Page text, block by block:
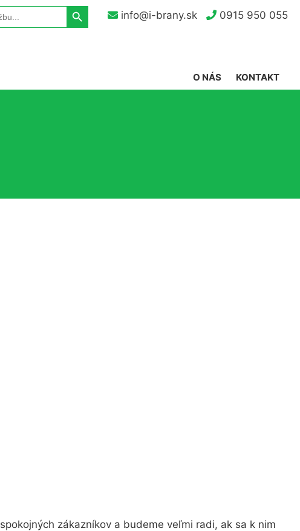
info@i-brany.sk 0915 950 055
Search Button
KONTAKT
O NÁS
zákazníkov a budeme veľmi radi, ak sa k nim